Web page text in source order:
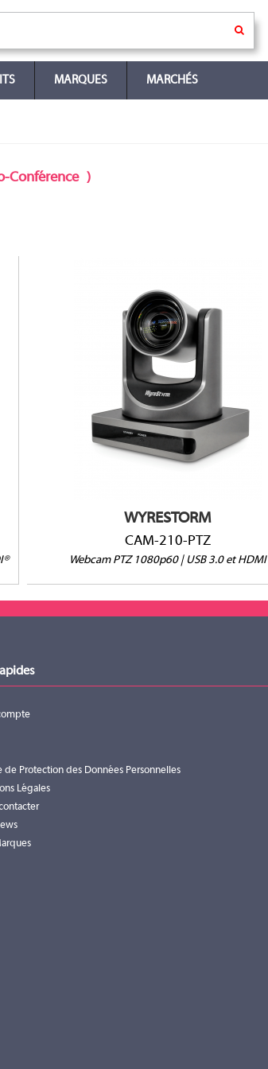
MARQUES MARCHÉS
Conférence )
WYRESTORM
CAM-210-PTZ
Webcam PTZ 1080p60 | USB 3.0 et HDMI
CAM-210-PTZ
4K/60fps
Grand angle 72°
Cadrage et suivi auto
USB 3.0 et HDMI
de Protection des Données Personnelles
Légales